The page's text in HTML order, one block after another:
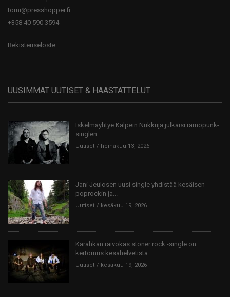
tomi@presshopper.fi
+358 40 590 3594
Rekisteriseloste
UUSIMMAT UUTISET & HAASTATTELUT
Iskelmäyhtye Kalpein Nukkuja julkaisi ramopunk-
singlen
Uutiset heinäkuu 13, 2026
Jani Jeulosen uusi single yhdistää kesäisen
poprockin ja...
Uutiset kesäkuu 19, 2026
Karahkan raivokas stoner rock -single on
kertomus kesähelvetistä
Uutiset kesäkuu 19, 2026